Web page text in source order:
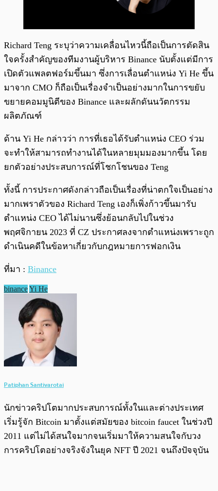
Richard Teng ระบุว่าความเคลื่อนไหวนี้ถือเป็นการตัดสิน
ใจครั้งสำคัญของทีมงานผู้บริหาร Binance นับตั้งแต่มีการ
เปิดตัวแพลตฟอร์มขึ้นมา ซึ่งการเลื่อนตำแหน่ง Yi He ขึ้น
มาจาก CMO ก็ถือเป็นเรื่องจำเป็นอย่างมากในการขยับ
ขยายคอมมูนิตีของ Binance และผลักดันนวัตกรรม
ผลิตภัณฑ์
ด้าน Yi He กล่าวว่า การที่เธอได้รับตำแหน่ง CEO ร่วม
จะทำให้สามารถทำงานได้ในหลายมุมมองมากขึ้น โดย
ยกตัวอย่างประสบการณ์ที่โชกโชนของ Teng
ทั้งนี้ การประกาศดังกล่าวถือเป็นเรื่องที่น่าตกใจเป็นอย่าง
มากเพราตัวของ Richard Teng เองก็เพิ่งก้าวขึ้นมารับ
ตำแหน่ง CEO ได้ไม่นานซึ่งย้อนกลับไปในช่วง
พฤศจิกายน 2023 ที่ CZ ประกาศลงจากตำแหน่งเพราะถูก
ดำเนินคดีในข้อหาเกี่ยวกับกฎหมายการฟอกเงิน
ที่มา : Binance
binanceYi He
Patiphan Santivarotai
นักข่าวคริปโตมากประสบการณ์ทั้งในและต่างประเทศ
เริ่มรู้จัก Bitcoin มาตั้งแต่สมัยของ bitcoin faucet ในช่วงปี
2011 แต่ไม่ได้สนใจมากจนเริ่มมาให้ความสนใจกับวง
การคริปโตอย่างจริงจังในยุค NFT ปี 2021 จนถึงปัจจุบัน